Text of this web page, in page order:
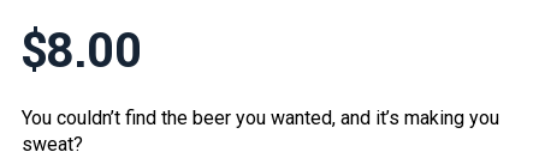
$8.00
You couldn’t find the beer you wanted, and it’s making you
sweat?